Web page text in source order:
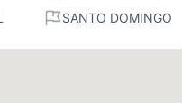
SANTO DOMINGO